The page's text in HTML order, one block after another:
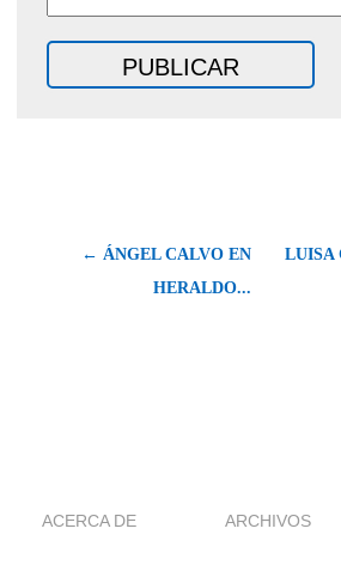
← ÁNGEL CALVO EN
HERALDO...
LUISA
ACERCA DE ARCHIVOS